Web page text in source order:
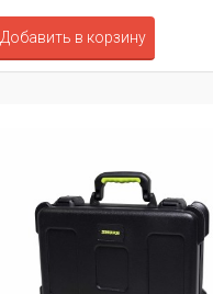
Добавить в корзину